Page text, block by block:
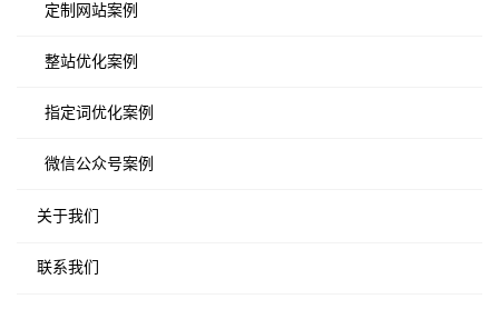
定制网站案例
整站优化案例
指定词优化案例
微信公众号案例
关于我们
联系我们